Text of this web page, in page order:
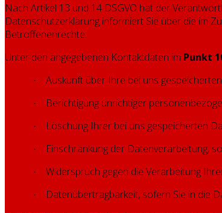
Nach Artikel 13 und 14 DSGVO hat der
Datenschutzerklärung informiert Sie über die im
Betroffenenrechte.
Unter den angegebenen Kontaktdaten im Punkt
· Auskunft über Ihre bei uns
· Berichtigung unrichtiger
· Löschung Ihrer bei uns gespeicherten
· Einschränkung der Datenverarbeitung,
· Widerspruch gegen die Verarbeitung
·
Datenübertragbarkeit, sofern Sie in die